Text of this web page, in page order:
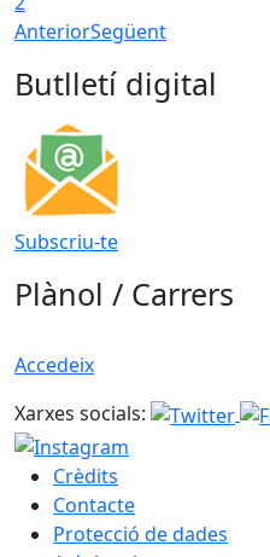
AnteriorSegüent
Butlletí digital
Subscriu-te
Plànol / Carrers
Accedeix
Xarxes socials:
Crèdits
Contacte
Protecció de dades